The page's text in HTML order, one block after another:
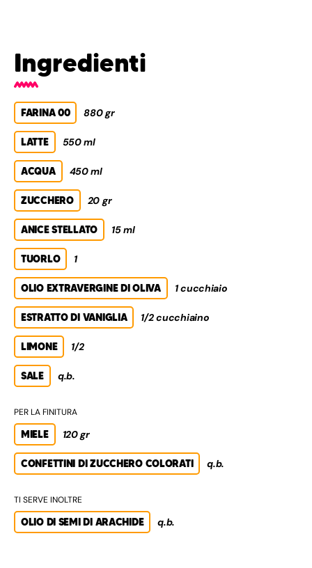
Ingredienti
FARINA 00 880 gr
LATTE 550 ml
ACQUA 450 ml
ZUCCHERO 20 gr
ANICE STELLATO 15 ml
TUORLO 1
OLIO EXTRAVERGINE DI OLIVA 1 cucchiaio
ESTRATTO DI VANIGLIA 1/2 cucchiaino
LIMONE 1/2
SALE q.b.
PER LA FINITURA
MIELE 120 gr
CONFETTINI DI ZUCCHERO COLORATI q.b.
TI SERVE INOLTRE
OLIO DI SEMI DI ARACHIDE q.b.